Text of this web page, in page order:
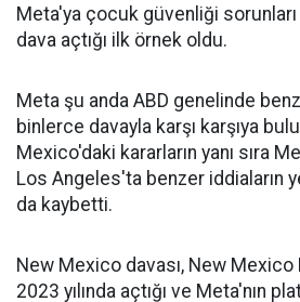
Meta'ya çocuk güvenliği sorunları
dava açtığı ilk örnek oldu.
Meta şu anda ABD genelinde
binlerce davayla karşı karşıya
Mexico'daki kararların yanı sıra
Los Angeles'ta benzer iddiaların
da kaybetti.
New Mexico davası, New Mexico
2023 yılında açtığı ve Meta'nın